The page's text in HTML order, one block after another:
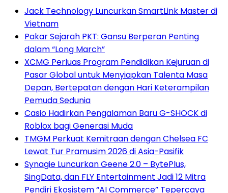
Jack Technology Luncurkan SmartLink Master di
Vietnam
Pakar Sejarah PKT: Gansu Berperan Penting
dalam “Long March”
XCMG Perluas Program Pendidikan Kejuruan di
Pasar Global untuk Menyiapkan Talenta Masa
Depan, Bertepatan dengan Hari Keterampilan
Pemuda Sedunia
Casio Hadirkan Pengalaman Baru G-SHOCK di
Roblox bagi Generasi Muda
TMGM Perkuat Kemitraan dengan Chelsea FC
Lewat Tur Pramusim 2026 di Asia-Pasifik
Synagie Luncurkan Geene 2.0 – BytePlus,
SingData, dan FLY Entertainment Jadi 12 Mitra
Pendiri Ekosistem “AI Commerce” Tepercaya